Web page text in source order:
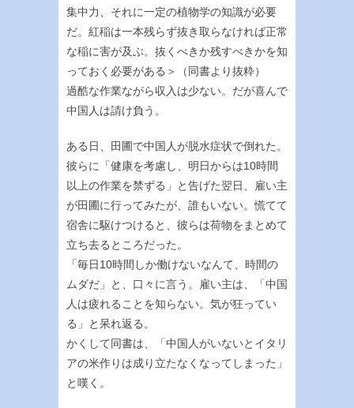
集中力、それに一定の植物学の知識が必要
だ。紅稲は一本残らず抜き取らなければ正常
な稲に害が及ぶ。抜くべきか残すべきかを知
っておく必要がある＞（同書より抜粋）
過酷な作業ながら収入は少ない。だが喜んで
中国人は請け負う。
ある日、田圃で中国人が脱水症状で倒れた。
彼らに「健康を考慮し、明日からは10時間
以上の作業を禁ずる」と告げた翌日、雇い主
が田圃に行ってみたが、誰もいない。慌てて
宿舎に駆けつけると、彼らは荷物をまとめて
立ち去るところだった。
「毎日10時間しか働けないなんて、時間の
ムダだ」と、口々に言う。雇い主は、「中国
人は疲れることを知らない。気が狂ってい
る」と呆れ返る。
かくして同書は、「中国人がいないとイタリ
アの米作りは成り立たなくなってしまった」
と嘆く。